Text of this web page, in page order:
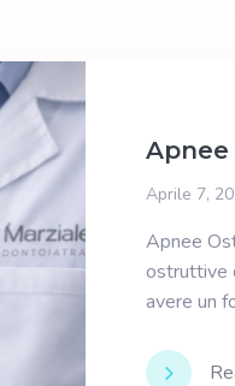
Aprile 7,
Apnee
ostruttive
avere un